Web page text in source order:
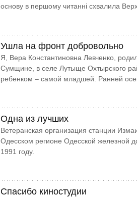
основу в першому читанні схвалила
Ушла на фронт добровольно
Я, Вера Константиновна Левченко,
Сумщине, в селе Лутыще Охтырского
ребенком – самой младшей. Ранней
Одна из лучших
Ветеранская организация станции
Одесском регионе Одесской железной
1991 году.
Спасибо киностудии